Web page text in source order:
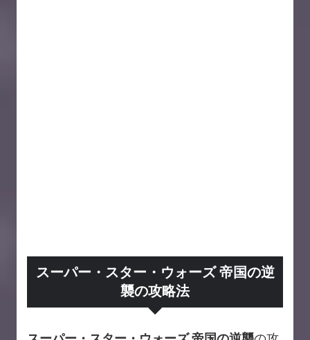
スーパー・スター・ウォーズ 帝国の逆
襲の攻略法